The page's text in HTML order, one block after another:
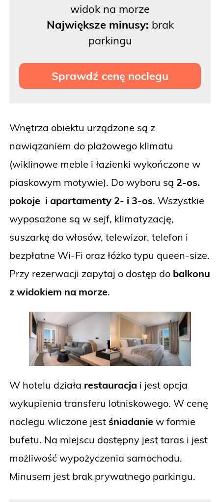
widok na morze
Największe minusy: brak
parkingu
Sprawdź cenę noclegu
Wnętrza obiektu urządzone są z
nawiązaniem do plażowego klimatu
(wiklinowe meble i łazienki wykończone w
piaskowym motywie). Do wyboru są 2-os.
pokoje i apartamenty 2- i 3-os. Wszystkie
wyposażone są w sejf, klimatyzację,
suszarkę do włosów, telewizor, telefon i
bezpłatne Wi-Fi oraz łóżko typu queen-size.
Przy rezerwacji zapytaj o dostęp do balkonu
z widokiem na morze.
W hotelu działa restauracja i jest opcja
wykupienia transferu lotniskowego. W cenę
noclegu wliczone jest śniadanie w formie
bufetu. Na miejscu dostępny jest taras i jest
możliwość wypożyczenia samochodu.
Minusem jest brak prywatnego parkingu.